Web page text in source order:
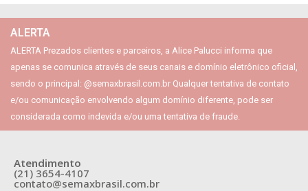
ALERTA
ALERTA Prezados clientes e parceiros, a Alice Palucci informa que
apenas se comunica através de seus canais e domínio eletrônico oficial,
sendo o principal: @semaxbrasil.com.br Qualquer tentativa de contato
e/ou comunicação envolvendo algum domínio diferente, pode ser
considerada como indevida e/ou uma tentativa de fraude.
Atendimento
(21) 3654-4107
contato@semaxbrasil.com.br